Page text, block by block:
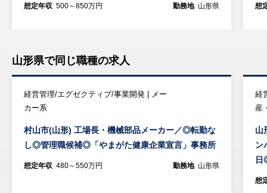
想定年収 500～850万円 勤務地 山形県 想
山形県で同じ職種の求人
経営管理/エグゼクティブ/事業開発 | メー
カー系
村山市(山形) 工場長・機械部品メーカー／◎転勤な
し◎管理職候補◎「やまがた健康企業宣言」事務所
想定年収 480～550万円 勤務地 山形県
経
産
山
ン
想